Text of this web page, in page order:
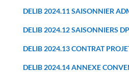
DELIB 2024.11 SAISONNIER
DELIB 2024.12 SAISONNIERS
DELIB 2024.13 CONTRAT
DELIB 2024.14 ANNEXE